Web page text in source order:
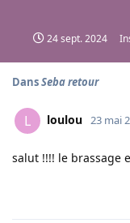
24 sept. 2024
DansSeba retour
L loulou 23 mai
salut !!!! le brassage